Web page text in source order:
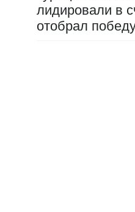
лидировали в
отобрал